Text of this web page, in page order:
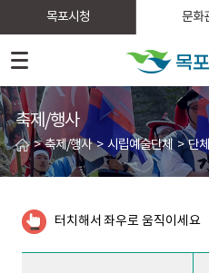
목포시청 문화
축제/행사
>축제/행사> 시립예술단체 > 단
터치해서 좌우로 움직이세요